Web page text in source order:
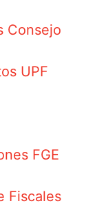
Consejo
UPF
FGE
Fiscales